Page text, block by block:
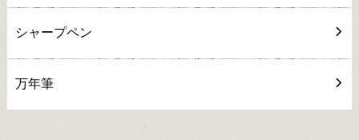
シャープペン
万年筆